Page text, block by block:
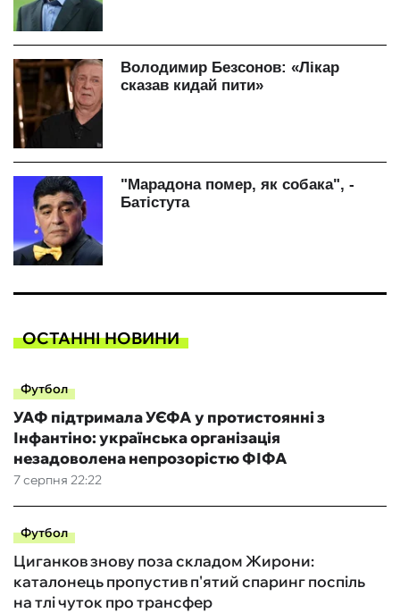
ОСТАННІ НОВИНИ
Футбол
7 серпня 22:22
УАФ підтримала УЄФА у протистоянні з
Інфантіно: українська організація
незадоволена непрозорістю ФІФА
Футбол
Циганков знову поза складом Жирони:
каталонець пропустив п'ятий спаринг поспіль
на тлі чуток про трансфер